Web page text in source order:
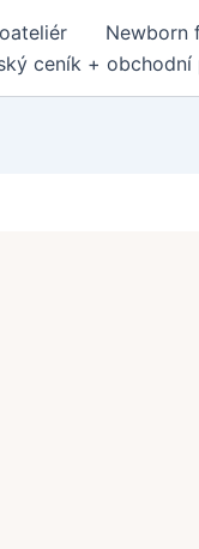
Newborn
ceník + obchodní